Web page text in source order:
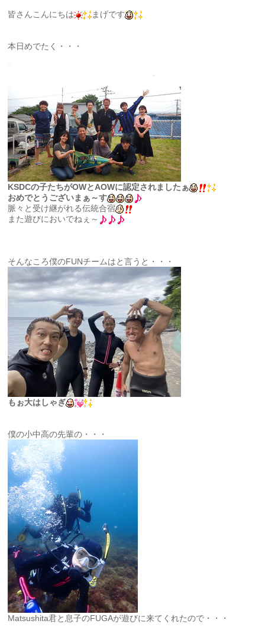
皆さんこんにちは まげです
本日めでたく・・・
KSDCの子たちがOWとAOWに認定されましたぁ
おめでとうございまぁ～す
脈々と受け継がれる伝統合宿
また遊びにおいでねぇ～
そんなころ僕のFUNチームはと言うと・・・
もぉ大はしゃぎ
僕の小中高の先輩の・・・
Matsushita君と息子のFUGAが遊びに来てくれたので・・・